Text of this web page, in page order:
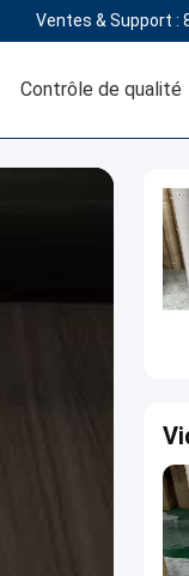
Ventes & Support :
Contrôle de qualité